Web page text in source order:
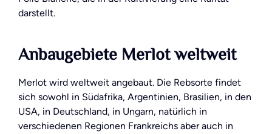
darstellt.
Anbaugebiete Merlot weltweit
Merlot wird weltweit angebaut. Die Rebsorte findet
sich sowohl in Südafrika, Argentinien, Brasilien, in den
USA, in Deutschland, in Ungarn, natürlich in
verschiedenen Regionen Frankreichs aber auch in